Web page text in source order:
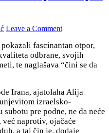
Leave a Comment
fascinantan otpor,
odbrane, svojih
te naglašava “čini se da
Irana, ajatolaha Alija
izraelsko-
pre podne, ne da neće
naprotiv, ojačaće
a taj čin je, dodaje